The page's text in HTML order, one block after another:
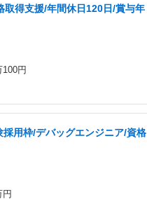
取得支援/年間休日120日/賞与年
円
採用枠/デバッグエンジニア/資格
円